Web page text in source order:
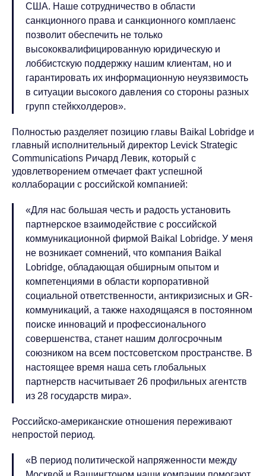
США. Наше сотрудничество в области
санкционного права и санкционного комплаенс
позволит обеспечить не только
высококвалифицированную юридическую и
лоббистскую поддержку нашим клиентам, но и
гарантировать их информационную неуязвимость
в ситуации высокого давления со стороны разных
групп стейкхолдеров».
Полностью разделяет позицию главы Baikal Lobridge и
главный исполнительный директор Levick Strategic
Communications Ричард Левик, который с
удовлетворением отмечает факт успешной
коллаборации с российской компанией:
«Для нас большая честь и радость установить
партнерское взаимодействие с российской
коммуникационной фирмой Baikal Lobridge. У меня
не возникает сомнений, что компания Baikal
Lobridge, обладающая обширным опытом и
компетенциями в области корпоративной
социальной ответственности, антикризисных и GR-
коммуникаций, а также находящаяся в постоянном
поиске инноваций и профессионального
совершенства, станет нашим долгосрочным
союзником на всем постсоветском пространстве. В
настоящее время наша сеть глобальных
партнерств насчитывает 26 профильных агентств
из 28 государств мира».
Российско-американские отношения переживают
непростой период.
«В период политической напряженности между